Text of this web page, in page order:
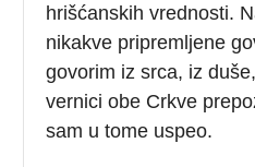
hrišćanskih vrednosti.
nikakve pripremljene
govorim iz srca, iz
vernici obe Crkve
sam u tome uspeo.